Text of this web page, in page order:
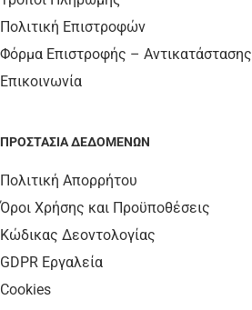
Πολιτική Επιστροφών
Φόρμα Επιστροφής – Αντικατάστασης
Επικοινωνία
ΠΡΟΣΤΑΣΊΑ ΔΕΔΟΜΈΝΩΝ
Πολιτική Απορρήτου
Όροι Χρήσης και Προϋποθέσεις
Κώδικας Δεοντολογίας
GDPR Εργαλεία
Cookies